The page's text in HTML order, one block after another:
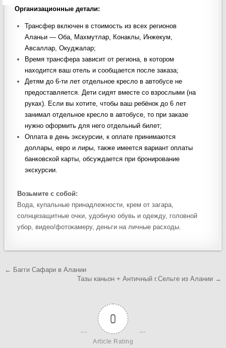
Организационные детали:
Трансфер включен в стоимость из всех регионов
Аланьи — Оба, Махмутлар, Конаклы, Инжекум,
Авсаллар, Окуджалар;
Время трансфера зависит от региона, в котором
находится ваш отель и сообщается после заказа;
Детям до 6-ти лет отдельное кресло в автобусе не
предоставляется. Дети сидят вместе со взрослыми (на
руках). Если вы хотите, чтобы ваш ребёнок до 6 лет
занимал отдельное кресло в автобусе, то при заказе
нужно оформить для него отдельный билет;
Оплата в день экскурсии, к оплате принимаются
доллары, евро и лиры, также имеется вариант оплаты
банковской карты, обсуждается при бронирование
экскурсии.
Возьмите с собой:
Вода, купальные принадлежности, крем от загара,
солнцезащитные очки, удобную обувь и одежду, головной
убор, видео/фотокамеру, деньги на личные расходы.
Навигация
← Багги Сафари в Алании
Тазы каньон + Античный г.Сельге из Алании →
0
Article Rating